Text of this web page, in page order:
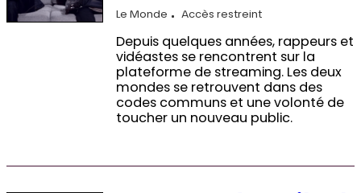
Le Monde Accès restreint
Depuis quelques années, rappeurs et
vidéastes se rencontrent sur la
plateforme de streaming. Les deux
mondes se retrouvent dans des
codes communs et une volonté de
toucher un nouveau public.